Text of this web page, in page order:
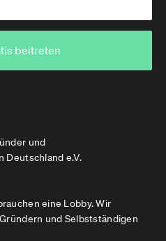
und
Deutschland e.V.
beitreten
eine Lobby. Wir
und Selbstständigen